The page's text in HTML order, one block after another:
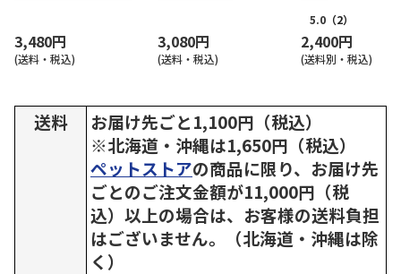
3,480円
(送料・税込)
3,080円
(送料・税込)
5.0 （2）
2,400円
(送料別・税込)
送料
お届け先ごと1,100円（税込）
※北海道・沖縄は1,650円（税込）
ペットストアの商品に限り、お届け先
ごとのご注文金額が11,000円（税
込）以上の場合は、お客様の送料負担
はございません。（北海道・沖縄は除
く）